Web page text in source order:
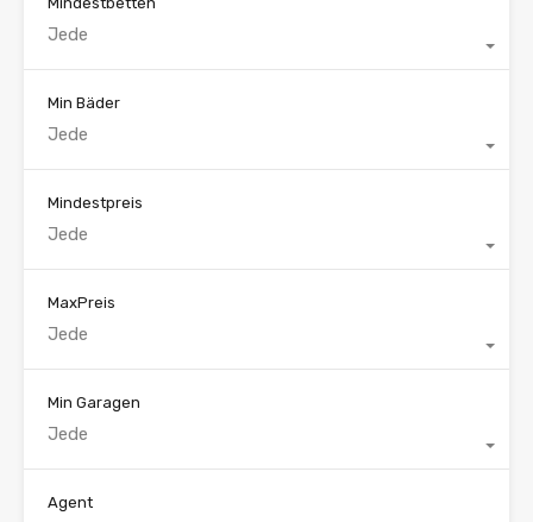
Jede
Min Bäder
Jede
Mindestpreis
Jede
MaxPreis
Jede
Min Garagen
Jede
Agent